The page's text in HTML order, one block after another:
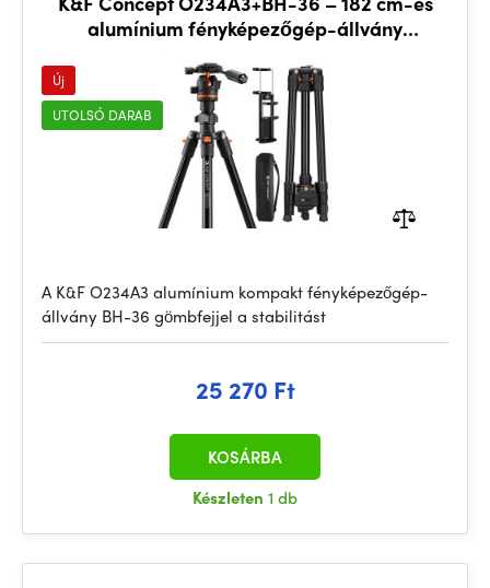
alumínium fényképezőgép-állvány
Új
UTOLSÓ DARAB
A K&F O234A3 alumínium kompakt fényképezőgép-
állvány BH-36 gömbfejjel a stabilitást
25 270 Ft
Készleten 1 db
KOSÁRBA